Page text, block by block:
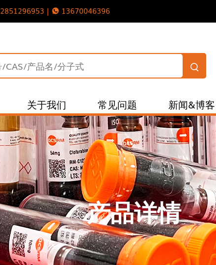
2851296953 | 13670046396
关于我们 常见问题 新闻&博客
产品详情